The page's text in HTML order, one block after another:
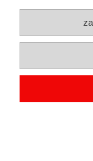
Produkty z tej
Magnesy i